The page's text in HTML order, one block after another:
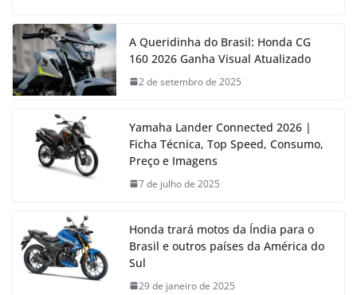
A Queridinha do Brasil: Honda CG
160 2026 Ganha Visual Atualizado
2 de setembro de 2025
Yamaha Lander Connected 2026 |
Ficha Técnica, Top Speed, Consumo,
Preço e Imagens
7 de julho de 2025
Honda trará motos da Índia para o
Brasil e outros países da América do
Sul
29 de janeiro de 2025